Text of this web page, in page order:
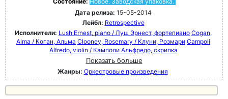
Дата релиза: 15-05-2014
Лейбл: Retrospective
Исполнители: Lush Ernest, piano / Луш Эрнест, фортепиано Cogan,
Alma / Коган, Альма Clooney, Rosemary / Клуни, Розмари Campoli
Alfredo, violin / Камполи Альфредо, скрипка
Показать больше
Жанры: Оркестровые произведения